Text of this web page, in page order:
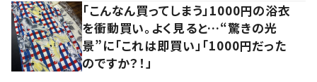
「こんなん買ってしまう」1000円の浴衣
を衝動買い。よく見ると…“驚きの光
景”に「これは即買い」「1000円だった
のですか？！」